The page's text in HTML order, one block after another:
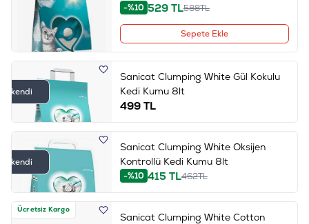
-%10 529TL588TL
Sepete Ekle
Tükendi
Sanicat Clumping White Gül Kokulu
Kedi Kumu 8lt
499TL
Tükendi
Sanicat Clumping White Oksijen
Kontrollü Kedi Kumu 8lt
-%10 415TL462TL
Ücretsiz Kargo
Sanicat Clumping White Cotton